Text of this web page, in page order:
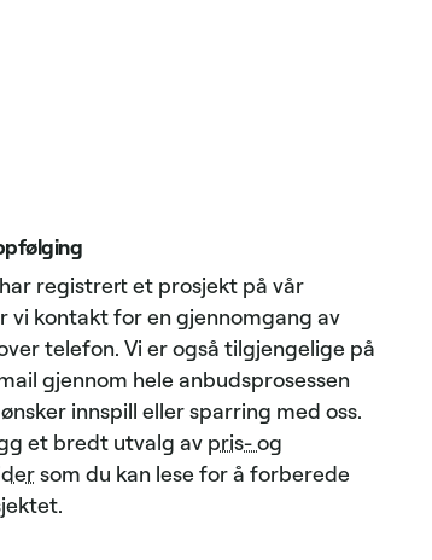
registrert et prosjekt på vår
vi kontakt for en gjennomgang av
telefon. Vi er også tilgjengelige på
gjennom hele anbudsprosessen
innspill eller sparring med oss.
et bredt utvalg av pris- og
som du kan lese for å forberede